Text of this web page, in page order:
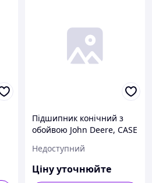
Підшипник конічний з
обойвою John Deere, CASE
Недоступний
Ціну уточнюйте